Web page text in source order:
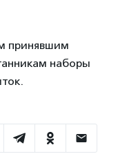
принявшим
наборы